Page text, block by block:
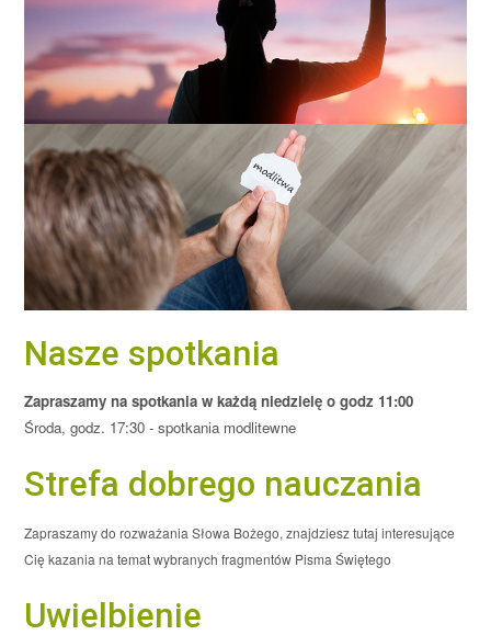
Nasze spotkania
Zapraszamy na spotkania w każdą niedzielę o godz 11:00
Środa, godz. 17:30 - spotkania modlitewne
Strefa dobrego nauczania
Zapraszamy do rozważania Słowa Bożego, znajdziesz tutaj interesujące
Cię kazania na temat wybranych fragmentów Pisma Świętego
Uwielbienie